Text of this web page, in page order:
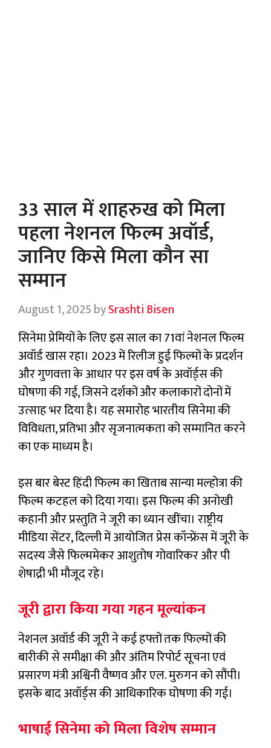
33 साल में शाहरुख को मिला
पहला नेशनल फिल्म अवॉर्ड,
जानिए किसे मिला कौन सा
सम्मान
August 1, 2025bySrashti Bisen
सिनेमा प्रेमियों के लिए इस साल का 71वां नेशनल फिल्म
अवॉर्ड खास रहा। 2023 में रिलीज हुई फिल्मों के प्रदर्शन
और गुणवत्ता के आधार पर इस वर्ष के अवॉर्ड्स की
घोषणा की गई, जिसने दर्शकों और कलाकारों दोनों में
उत्साह भर दिया है। यह समारोह भारतीय सिनेमा की
विविधता, प्रतिभा और सृजनात्मकता को सम्मानित करने
का एक माध्यम है।
इस बार बेस्ट हिंदी फिल्म का खिताब सान्या मल्होत्रा की
फिल्म कटहल को दिया गया। इस फिल्म की अनोखी
कहानी और प्रस्तुति ने जूरी का ध्यान खींचा। राष्ट्रीय
मीडिया सेंटर, दिल्ली में आयोजित प्रेस कॉन्फ्रेंस में जूरी के
सदस्य जैसे फिल्ममेकर आशुतोष गोवारिकर और पी
शेषाद्री भी मौजूद रहे।
जूरी द्वारा किया गया गहन मूल्यांकन
नेशनल अवॉर्ड की जूरी ने कई हफ्तों तक फिल्मों की
बारीकी से समीक्षा की और अंतिम रिपोर्ट सूचना एवं
प्रसारण मंत्री अश्विनी वैष्णव और एल. मुरुगन को सौंपी।
इसके बाद अवॉर्ड्स की आधिकारिक घोषणा की गई।
भाषाई सिनेमा को मिला विशेष सम्मान